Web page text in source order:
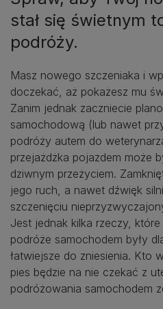
stał się świetnym
podróży.
Masz nowego szczeniaka i
doczekać, aż pokażesz mu
Zanim jednak zaczniecie
samochodową (lub nawet
podróży autem do
przejażdżka pojazdem może
dziwnym przeżyciem.
jego ruch, a nawet dźwięk
szczenięciu
Jest jednak kilka rzeczy,
podróże samochodem były
łatwiejsze do zniesienia. Kto
pies będzie na nie czekać z
podróżowania samochodem